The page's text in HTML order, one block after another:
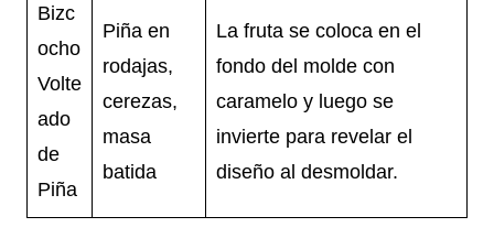
Bizc
ocho
Volte
ado
de
Piña
Piña en
rodajas,
cerezas,
masa
batida
La fruta se coloca en el
fondo del molde con
caramelo y luego se
invierte para revelar el
diseño al desmoldar.